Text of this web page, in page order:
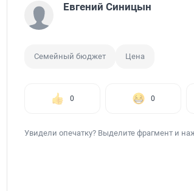
Евгений Синицын
Семейный бюджет Цена
0 0
Увидели опечатку? Выделите фрагмент и